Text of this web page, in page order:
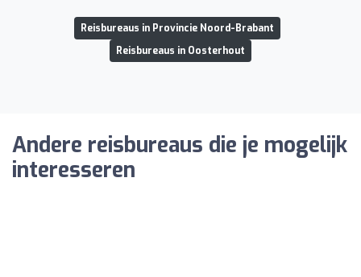
Reisbureaus in Provincie Noord-Brabant
Reisbureaus in Oosterhout
Andere reisbureaus die je mogelijk
interesseren